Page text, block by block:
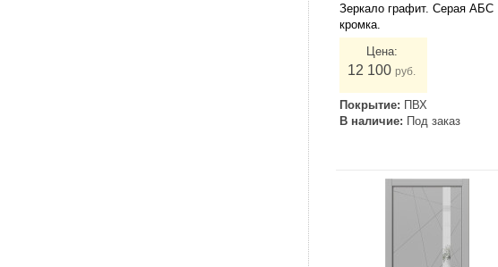
Зеркало графит. Серая АБС
кромка.
Цена:
12 100 руб.
Покрытие: ПВХ
В наличие: Под заказ